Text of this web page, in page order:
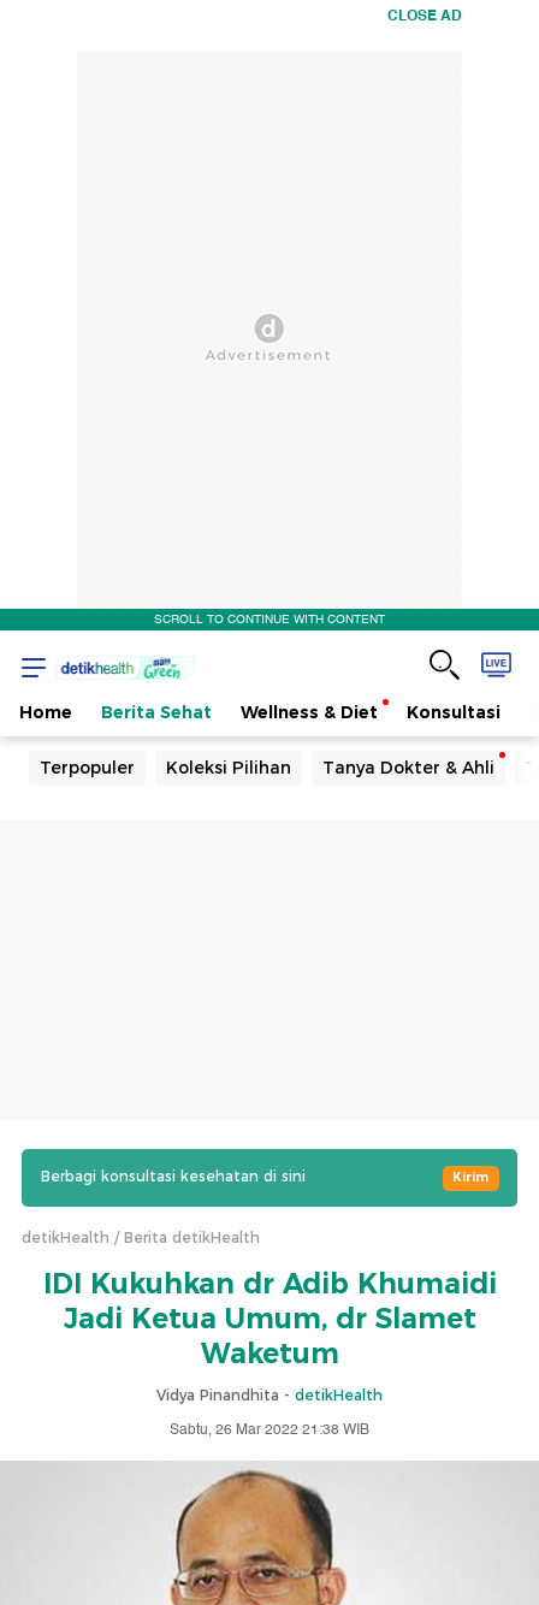
CLOSE AD
SCROLL TO CONTINUE WITH CONTENT
Home Berita Sehat Wellness & Diet Konsultasi
Terpopuler Koleksi Pilihan Tanya Dokter & Ahli
Berbagi konsultasi kesehatan di sini Kirim
detikHealth Berita detikHealth
IDI Kukuhkan dr Adib Khumaidi
Jadi Ketua Umum, dr Slamet
Waketum
Vidya Pinandhita - detikHealth
Sabtu, 26 Mar 2022 21:38 WIB